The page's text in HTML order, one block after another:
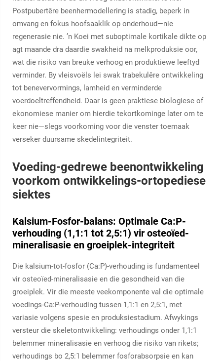
Postpubertêre beenhermodellering is stadig, beperk in
omvang en fokus hoofsaaklik op onderhoud—nie
regenerasie nie. ’n Koei met suboptimale kortikale dikte op
agt maande dra daardie swakheid na melkproduksie oor,
wat die risiko van breuke verhoog en produktiewe leeftyd
verminder. By vleisvoëls lei swak trabekulêre ontwikkeling
tot benevervormings, lamheid en verminderde
voerdoeltreffendheid. Daar is geen praktiese biologiese of
ekonomiese manier om hierdie tekortkominge later om te
keer nie—slegs voorkoming voor die venster toemaak
verseker duursame skedelintegriteit.
Voeding-gedrewe beenontwikkeling
voorkom ontwikkelings-ortopediese
siektes
Kalsium-Fosfor-balans: Optimale Ca:P-
verhouding (1,1:1 tot 2,5:1) vir osteoïed-
mineralisasie en groeiplek-integriteit
Die kalsium-tot-fosfor (Ca:P)-verhouding is fundamenteel
vir osteoïed-mineralisasie en die gesondheid van die
groeiplek. Vir die meeste veekomponente val die optimale
voedings-Ca:P-verhouding tussen 1,1:1 en 2,5:1, met
variasie volgens spesie en produksiestadium. Afwykings
versteur die skeletontwikkeling: verhoudings onder 1,1:1
belemmer mineralisasie en verhoog die risiko van rikets;
verhoudings bo 2,5:1 belemmer fosforabsorpsie en kan